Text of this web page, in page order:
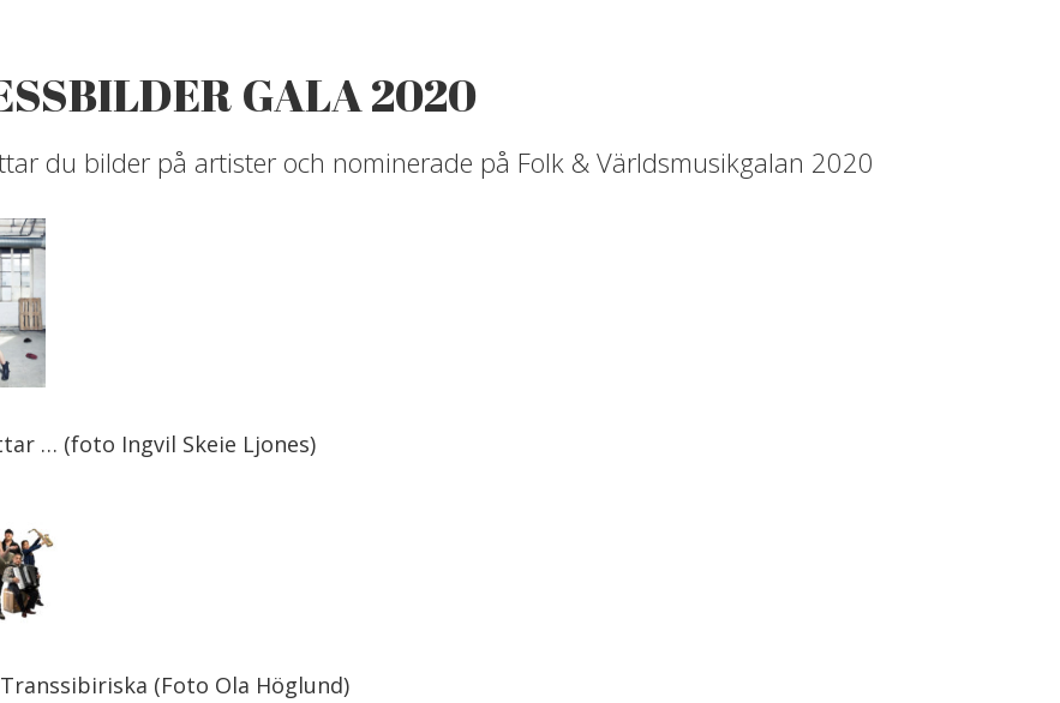
GALA 2020
du bilder på artister och nominerade på Folk & Världsmusikgalan 2020
… (foto Ingvil Skeie Ljones)
(Foto Ola Höglund)